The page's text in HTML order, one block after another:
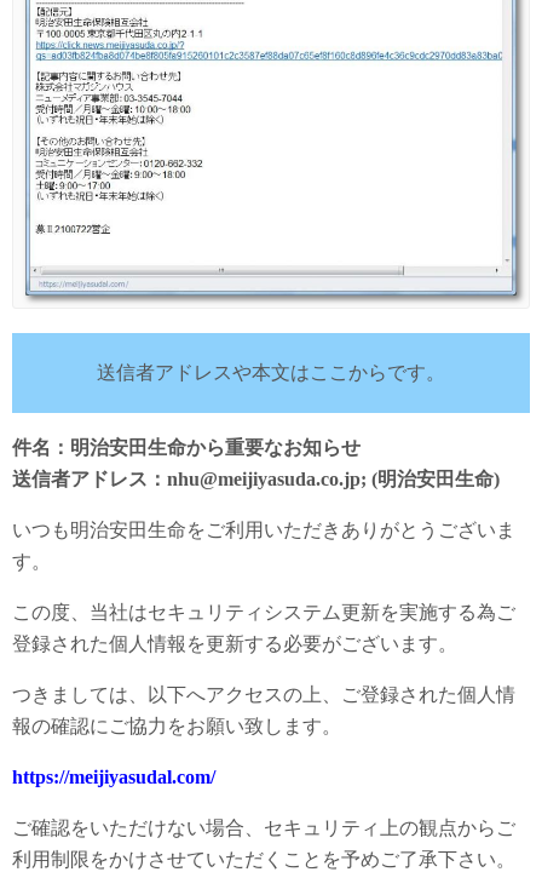
送信者アドレスや本文はここからです。
件名：明治安田生命から重要なお知らせ
送信者アドレス：nhu@meijiyasuda.co.jp; (明治安田生命)
いつも明治安田生命をご利用いただきありがとうございま
す。
この度、当社はセキュリティシステム更新を実施する為ご
登録された個人情報を更新する必要がございます。
つきましては、以下へアクセスの上、ご登録された個人情
報の確認にご協力をお願い致します。
https://meijiyasudal.com/
ご確認をいただけない場合、セキュリティ上の観点からご
利用制限をかけさせていただくことを予めご了承下さい。